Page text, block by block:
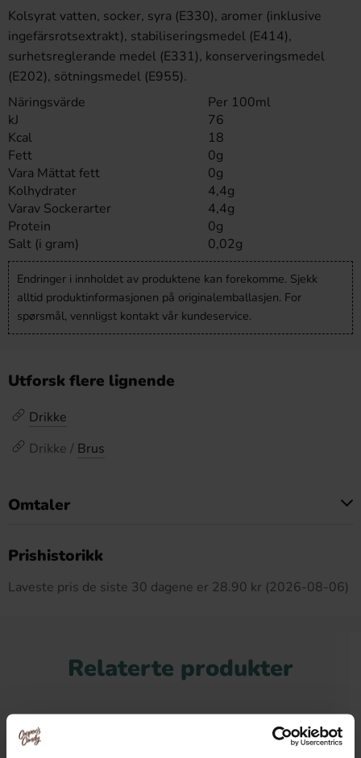
Kolsyrat vatten, socker, syra (E330), aromer (inklusive
ingefärsrotsextrakt), stabiliseringsmedel (E414),
surhetsreglerande medel (E331), konserveringsmedel
(E202), sötningsmedel (E955).
Näringsvärde
Per 100ml
kJ
76
Kcal
18
Fett
0g
Vara Mättat fett
0g
Kolhydrater
4,4g
Varav Sockerarter
4,4g
Protein
0g
Salt (i gram)
0,02g
Endringer i innholdet av produktene kan forekomme. Sjekk
alltid produktinformasjonen på originalemballasjen. For
spørsmål, vennligst kontakt vår kundeservice.
Utforsk flere lignende
Drikke
Drikke / Brus
Omtaler
Prishistorikk
Laveste pris de siste 30 dagene er 28.90 kr (2026-08-06)
Relaterte produkter
-24%